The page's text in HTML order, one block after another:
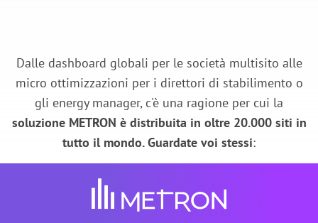
Dalle dashboard globali per le società multisito alle
micro ottimizzazioni per i direttori di stabilimento o
gli energy manager, c'è una ragione per cui la
soluzione METRON è distribuita in oltre 20.000 siti in
tutto il mondo. Guardate voi stessi: